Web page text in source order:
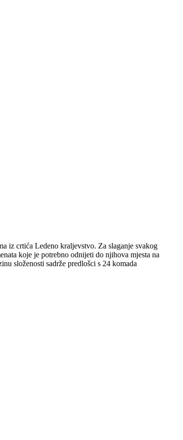
iz crtića Ledeno kraljevstvo. Za slaganje svakog
koje je potrebno odnijeti do njihova mjesta na
složenosti sadrže predlošci s 24 komada